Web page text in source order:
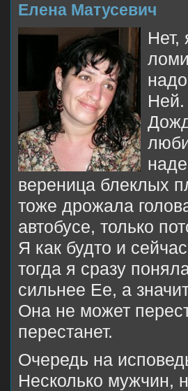
Елена Матусевич
Нет,
Ней.
вереница блеклых
тоже дрожала
автобусе, только
Я как будто и
тогда я сразу
сильнее Ее, а
Она не может
перестанет.
Очередь на
Несколько мужчин,